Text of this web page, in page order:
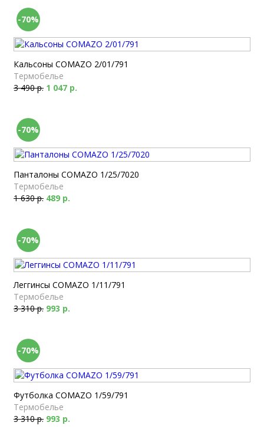
-70%
Кальсоны COMAZO 2/01/791
Термобелье
3 490 р. 1 047 р.
-70%
Панталоны COMAZO 1/25/7020
Термобелье
1 630 р. 489 р.
-70%
Леггинсы COMAZO 1/11/791
Термобелье
3 310 р. 993 р.
-70%
Футболка COMAZO 1/59/791
Термобелье
3 310 р. 993 р.